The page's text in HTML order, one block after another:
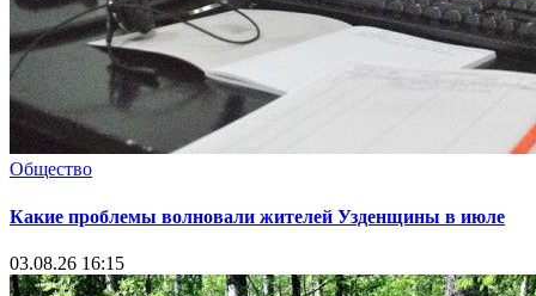
Общество
Какие проблемы волновали жителей Узденщины в июле
03.08.26 16:15